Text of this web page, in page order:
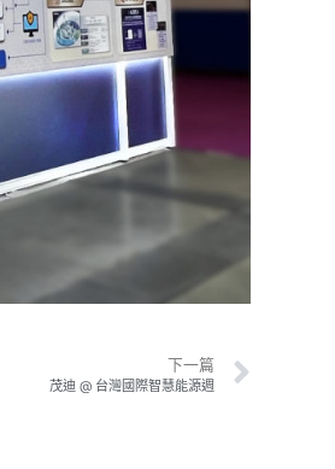
下一篇
茂迪 @ 台灣國際智慧能源週